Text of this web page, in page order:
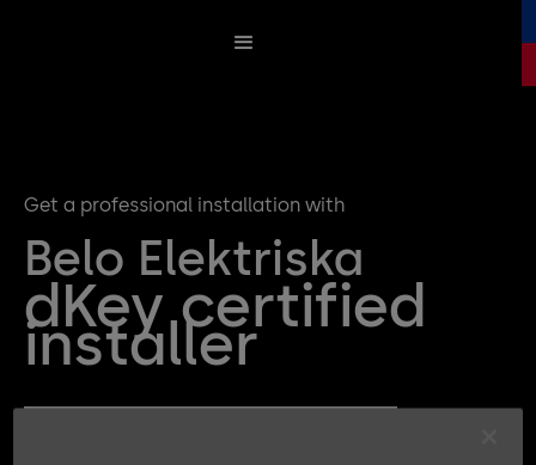
Get a professional installation with
Belo Elektriska
dKey certified
installer